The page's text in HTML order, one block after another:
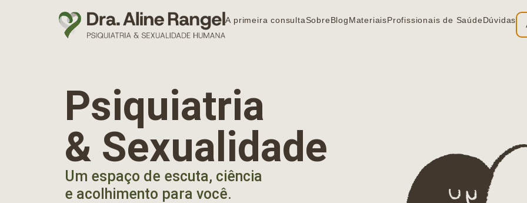
A primeira consultaSobreBlogMateriaisProfissionais de SaúdeDúvidas
Psiquiatria
& Sexualidade
Um espaço de escuta, ciência
e acolhimento para você.